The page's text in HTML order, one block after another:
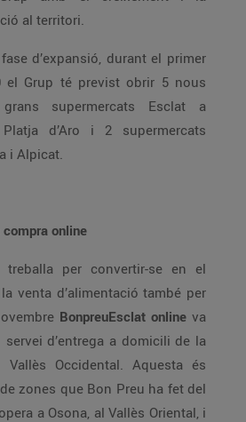
al territori.
durant el primer
el Grup té previst obrir 5 nous
supermercats Esclat a
i Alpicat.
online
convertir-se en el
venta d’alimentació també per
BonpreuEsclat online va
d’entrega a domicili de la
que Bon Preu ha fet del
a Osona, al Vallès Oriental, i